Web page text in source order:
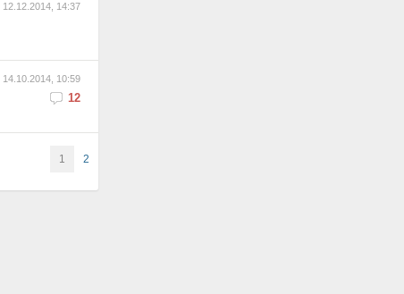
12.12.2014, 14:37
14.10.2014, 10:59
12
1 2